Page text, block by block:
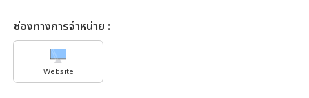
ช่องทางการจำหน่าย :
Website